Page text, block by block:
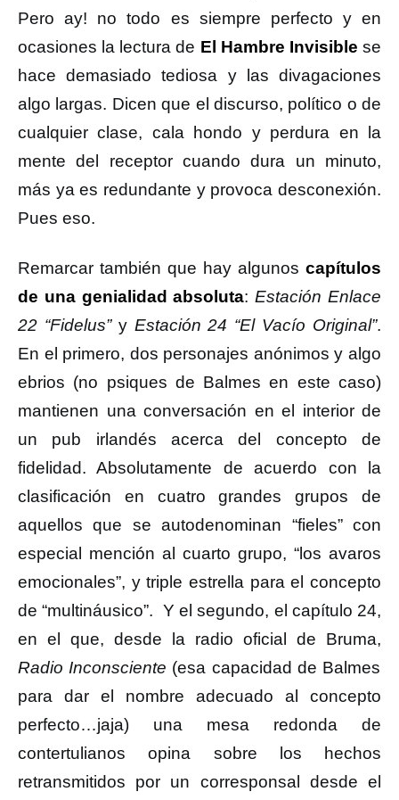
Pero ay! no todo es siempre perfecto y en
ocasiones la lectura de El Hambre Invisible se
hace demasiado tediosa y las divagaciones
algo largas. Dicen que el discurso, político o de
cualquier clase, cala hondo y perdura en la
mente del receptor cuando dura un minuto,
más ya es redundante y provoca desconexión.
Pues eso.
Remarcar también que hay algunos capítulos
de una genialidad absoluta:Estación Enlace
22 “Fidelus”y Estación 24 “El Vacío Original”.
En el primero, dos personajes anónimos y algo
ebrios (no psiques de Balmes en este caso)
mantienen una conversación en el interior de
un pub irlandés acerca del concepto de
fidelidad. Absolutamente de acuerdo con la
clasificación en cuatro grandes grupos de
aquellos que se autodenominan “fieles” con
especial mención al cuarto grupo, “los avaros
emocionales”, y triple estrella para el concepto
de “multináusico”. Y el segundo, el capítulo 24,
en el que, desde la radio oficial de Bruma,
Radio Inconsciente (esa capacidad de Balmes
para dar el nombre adecuado al concepto
perfecto…jaja) una mesa redonda de
contertulianos opina sobre los hechos
retransmitidos por un corresponsal desde el